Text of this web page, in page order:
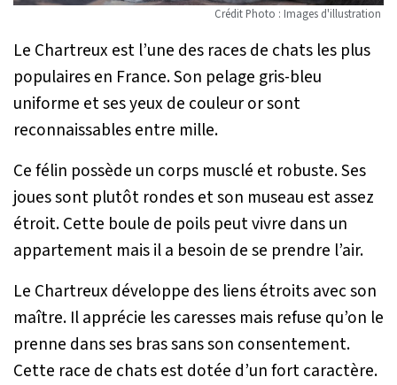
Crédit Photo : Images d'illustration
Le Chartreux est l’une des races de chats les plus
populaires en France. Son pelage gris-bleu
uniforme et ses yeux de couleur or sont
reconnaissables entre mille.
Ce félin possède un corps musclé et robuste. Ses
joues sont plutôt rondes et son museau est assez
étroit. Cette boule de poils peut vivre dans un
appartement mais il a besoin de se prendre l’air.
Le Chartreux développe des liens étroits avec son
maître. Il apprécie les caresses mais refuse qu’on le
prenne dans ses bras sans son consentement.
Cette race de chats est dotée d’un fort caractère.